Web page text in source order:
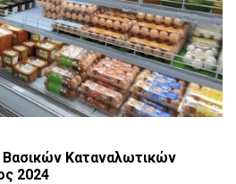
Βασικών Καταναλωτικών
2024